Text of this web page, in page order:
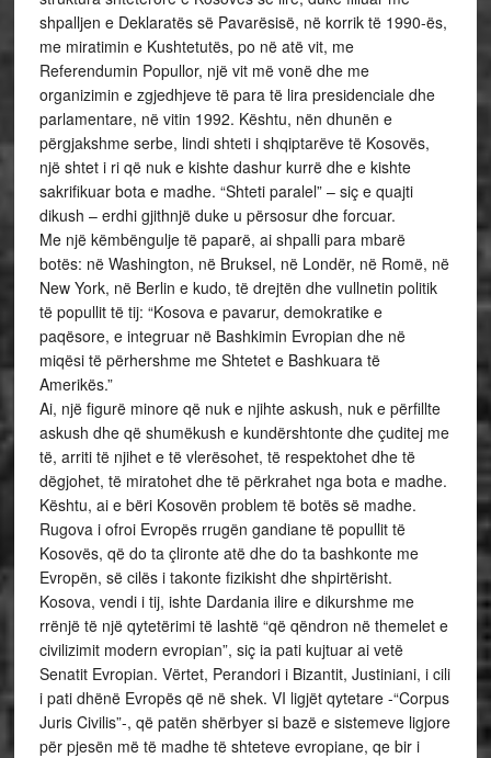
shpalljen e Deklaratës së Pavarësisë, në korrik të 1990-ës,
me miratimin e Kushtetutës, po në atë vit, me
Referendumin Popullor, një vit më vonë dhe me
organizimin e zgjedhjeve të para të lira presidenciale dhe
parlamentare, në vitin 1992. Kështu, nën dhunën e
përgjakshme serbe, lindi shteti i shqiptarëve të Kosovës,
një shtet i ri që nuk e kishte dashur kurrë dhe e kishte
sakrifikuar bota e madhe. “Shteti paralel” – siç e quajti
dikush – erdhi gjithnjë duke u përsosur dhe forcuar.
Me një këmbëngulje të paparë, ai shpalli para mbarë
botës: në Washington, në Bruksel, në Londër, në Romë, në
New York, në Berlin e kudo, të drejtën dhe vullnetin politik
të popullit të tij: “Kosova e pavarur, demokratike e
paqësore, e integruar në Bashkimin Evropian dhe në
miqësi të përhershme me Shtetet e Bashkuara të
Amerikës.”
Ai, një figurë minore që nuk e njihte askush, nuk e përfillte
askush dhe që shumëkush e kundërshtonte dhe çuditej me
të, arriti të njihet e të vlerësohet, të respektohet dhe të
dëgjohet, të miratohet dhe të përkrahet nga bota e madhe.
Kështu, ai e bëri Kosovën problem të botës së madhe.
Rugova i ofroi Evropës rrugën gandiane të popullit të
Kosovës, që do ta çlironte atë dhe do ta bashkonte me
Evropën, së cilës i takonte fizikisht dhe shpirtërisht.
Kosova, vendi i tij, ishte Dardania ilire e dikurshme me
rrënjë të një qytetërimi të lashtë “që qëndron në themelet e
civilizimit modern evropian”, siç ia pati kujtuar ai vetë
Senatit Evropian. Vërtet, Perandori i Bizantit, Justiniani, i cili
i pati dhënë Evropës që në shek. VI ligjët qytetare -“Corpus
Juris Civilis”-, që patën shërbyer si bazë e sistemeve ligjore
për pjesën më të madhe të shteteve evropiane, qe bir i